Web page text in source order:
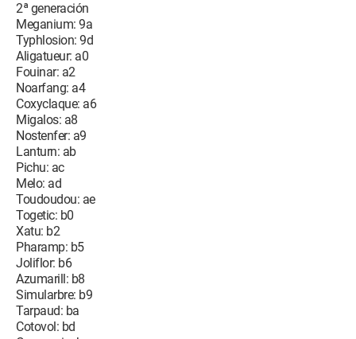
2ª generación
Meganium: 9a
Typhlosion: 9d
Aligatueur: a0
Fouinar: a2
Noarfang: a4
Coxyclaque: a6
Migalos: a8
Nostenfer: a9
Lanturn: ab
Pichu: ac
Melo: ad
Toudoudou: ae
Togetic: b0
Xatu: b2
Pharamp: b5
Joliflor: b6
Azumarill: b8
Simularbre: b9
Tarpaud: ba
Cotovol: bd